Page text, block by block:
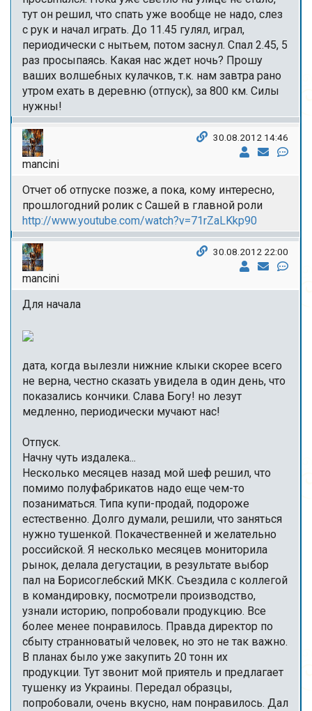
тут он решил, что спать уже вообще не надо, слез
с рук и начал играть. До 11.45 гулял, играл,
периодически с нытьем, потом заснул. Спал 2.45, 5
раз просыпаясь. Какая нас ждет ночь? Прошу
ваших волшебных кулачков, т.к. нам завтра рано
утром ехать в деревню (отпуск), за 800 км. Силы
нужны!
mancini
30.08.2012 14:46
Отчет об отпуске позже, а пока, кому интересно,
прошлогодний ролик с Сашей в главной роли
http://www.youtube.com/watch?v=71rZaLKkp90
mancini
30.08.2012 22:00
Для начала
дата, когда вылезли нижние клыки скорее всего
не верна, честно сказать увидела в один день, что
показались кончики. Слава Богу! но лезут
медленно, периодически мучают нас!
Отпуск.
Начну чуть издалека...
Несколько месяцев назад мой шеф решил, что
помимо полуфабрикатов надо еще чем-то
позаниматься. Типа купи-продай, подороже
естественно. Долго думали, решили, что заняться
нужно тушенкой. Покачественней и желательно
российской. Я несколько месяцев мониторила
рынок, делала дегустации, в результате выбор
пал на Борисоглебский МКК. Съездила с коллегой
в командировку, посмотрели производство,
узнали историю, попробовали продукцию. Все
более менее понравилось. Правда директор по
сбыту странноватый человек, но это не так важно.
В планах было уже закупить 20 тонн их
продукции. Тут звонит мой приятель и предлагает
тушенку из Украины. Передал образцы,
попробовали, очень вкусно, нам понравилось. Дал